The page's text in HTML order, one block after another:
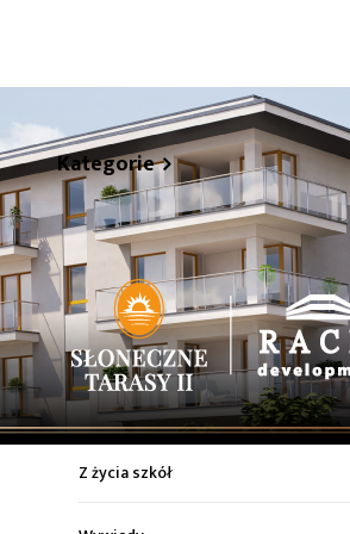
Kategorie
Z życia miasta
Sport
Kultura
Wiadomości z regionu
Z życia szkół